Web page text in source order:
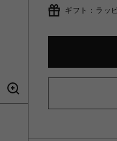
ギフト：ラッ